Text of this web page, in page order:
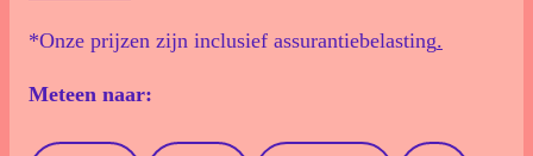
*Onze prijzen zijn inclusief assurantiebelasting.
Meteen naar: